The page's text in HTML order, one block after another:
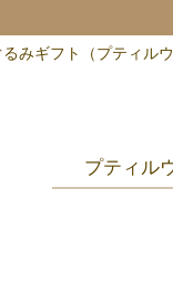
みギフト（プティルウ
プティル